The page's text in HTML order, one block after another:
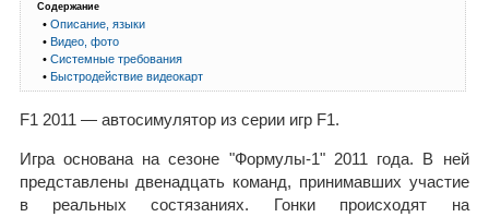
Содержание
•Описание, языки
• Видео, фото
•Системные требования
• Быстродействие видеокарт
F1 2011 — автосимулятор из серии игр F1.
Игра основана на сезоне "Формулы-1" 2011 года. В ней
представлены двенадцать команд, принимавших участие
в реальных состязаниях. Гонки происходят на